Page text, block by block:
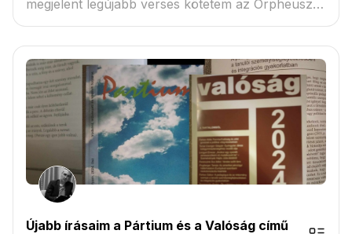
megjelent legújabb verses kötetem az Orpheusz
Kiadónál.
Újabb írásaim a Pártium és a Valóság című